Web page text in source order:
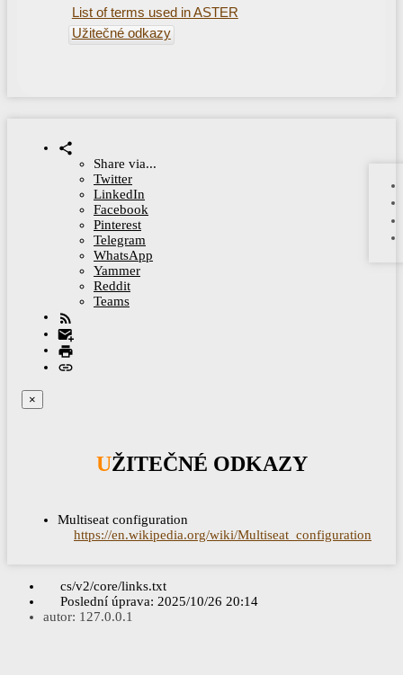
List of terms used in ASTER
Užitečné odkazy
Share via...
Twitter
LinkedIn
Facebook
Pinterest
Telegram
WhatsApp
Yammer
Reddit
Teams
×
UŽITEČNÉ ODKAZY
Multiseat configuration
https://en.wikipedia.org/wiki/Multiseat_configuration
cs/v2/core/links.txt
Poslední úprava: 2025/10/26 20:14
autor: 127.0.0.1